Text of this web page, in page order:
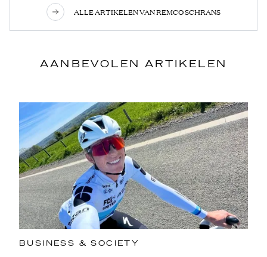
ALLE ARTIKELEN VAN REMCO SCHRANS
AANBEVOLEN ARTIKELEN
BUSINESS & SOCIETY